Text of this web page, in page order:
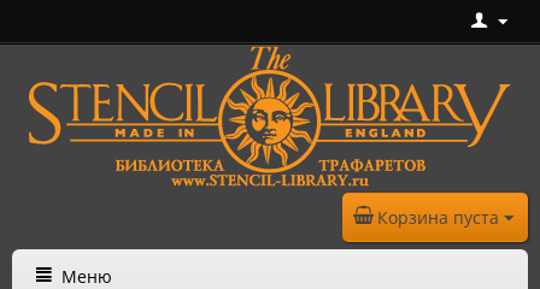
Корзина пуста
Меню